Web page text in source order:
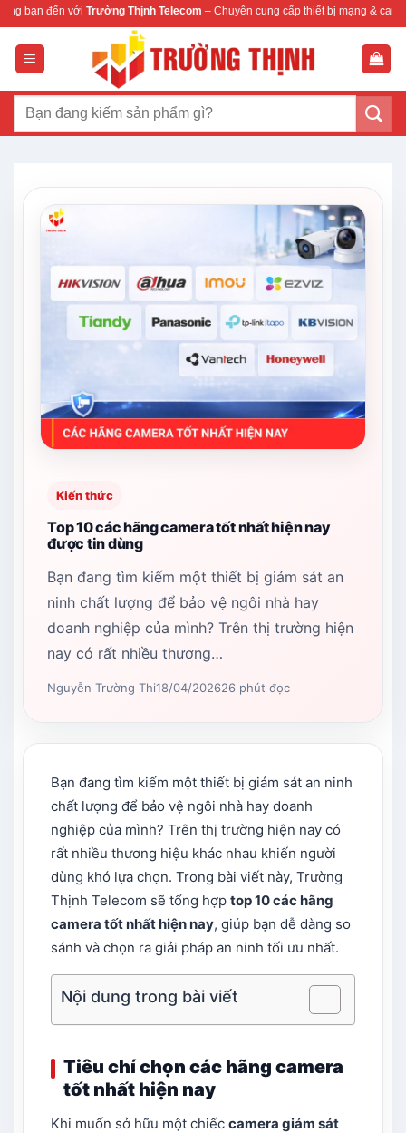
Bỏ
dung
Thịnh Telecom– Chuyên cung cấp thiết bị mạng & camera chính hãng,
Tìm
Kiến thức
Top 10 các hãng camera tốt nhất hiện nay​
được tin dùng
Bạn đang tìm kiếm một thiết bị giám sát an
ninh chất lượng để bảo vệ ngôi nhà hay
doanh nghiệp của mình? Trên thị trường hiện
nay có rất nhiều thương…
Nguyễn Trường Thi18/04/202626 phút đọc
Bạn đang tìm kiếm một thiết bị giám sát an ninh
chất lượng để bảo vệ ngôi nhà hay doanh
nghiệp của mình? Trên thị trường hiện nay có
rất nhiều thương hiệu khác nhau khiến người
dùng khó lựa chọn. Trong bài viết này, Trường
Thịnh Telecom sẽ tổng hợp top 10 các hãng
camera tốt nhất hiện nay​, giúp bạn dễ dàng so
sánh và chọn ra giải pháp an ninh tối ưu nhất.
Nội dung trong bài viết
Tiêu chí chọn các hãng camera
tốt nhất hiện nay​
Khi muốn sở hữu một chiếc camera giám sát